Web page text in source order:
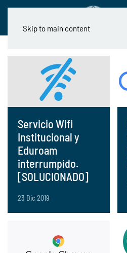
Skip to main content
Servicio Wifi
Institucional y
Eduroam
interrumpido.
[SOLUCIONADO]
23 Dic 2019